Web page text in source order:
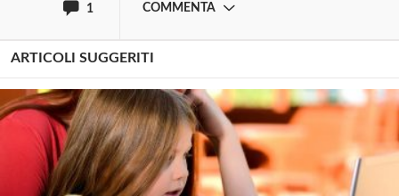
1 COMMENTA
ARTICOLI SUGGERITI